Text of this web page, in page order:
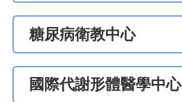
糖尿病衛教中心
國際代謝形體醫學中心